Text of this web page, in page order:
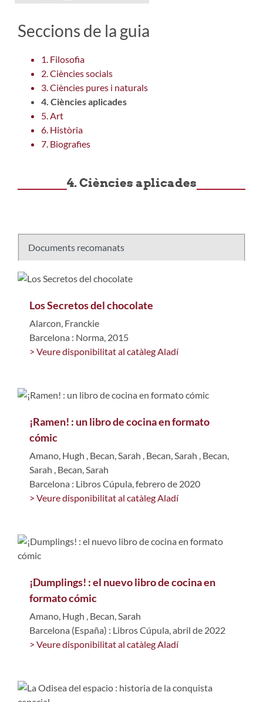
Seccions de la guia
1. Filosofia
2. Ciències socials
3. Ciències pures i naturals
4. Ciències aplicades
5. Art
6. Història
7. Biografies
4. Ciències aplicades
Documents recomanats
Los Secretos del chocolate
Alarcon, Franckie
Barcelona : Norma, 2015
> Veure disponibilitat al catàleg Aladí
¡Ramen! : un libro de cocina en formato
cómic
Amano, Hugh , Becan, Sarah , Becan, Sarah , Becan,
Sarah , Becan, Sarah
Barcelona : Libros Cúpula, febrero de 2020
> Veure disponibilitat al catàleg Aladí
¡Dumplings! : el nuevo libro de cocina en
formato cómic
Amano, Hugh , Becan, Sarah
Barcelona (España) : Libros Cúpula, abril de 2022
> Veure disponibilitat al catàleg Aladí